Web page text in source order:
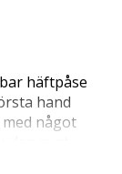
häftpåse
hand
något
runt
Påsen har